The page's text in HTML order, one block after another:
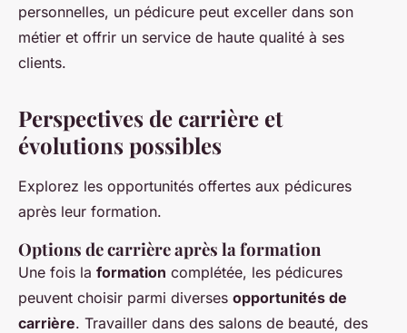
personnelles, un pédicure peut exceller dans son
métier et offrir un service de haute qualité à ses
clients.
Perspectives de carrière et
évolutions possibles
Explorez les opportunités offertes aux pédicures
après leur formation.
Options de carrière après la formation
Une fois la formation complétée, les pédicures
peuvent choisir parmi diverses opportunités de
carrière. Travailler dans des salons de beauté, des